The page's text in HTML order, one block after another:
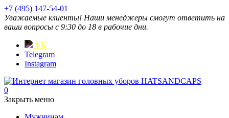
+7 (495) 147-54-01
Уважаемые клиенты! Наши менеджеры смогут ответить на
ваши вопросы с 9:30 до 18 в рабочие дни.
VK
Telegram
Instagram
0
Закрыть меню